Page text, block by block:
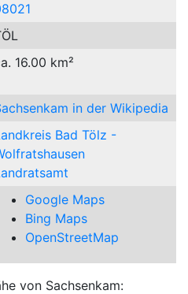
16.00 km²
in der Wikipedia
Bad Tölz -
Google Maps
Bing Maps
OpenStreetMap
von Sachsenkam: